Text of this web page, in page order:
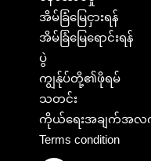
အိမ်ခြံမြေငှားရန်
အိမ်ခြံမြေရောင်းရန်
ပွဲ
ကျွန်ုပ်တို့၏ဖိုရမ်
သတင်း
ကိုယ်ရေးအချက်အလ
Terms condition